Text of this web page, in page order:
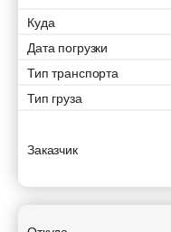
* - обязательное поле
* - обязательное поле
Куда
Дата погрузки
Тип транспорта
Тип груза
Заказчик